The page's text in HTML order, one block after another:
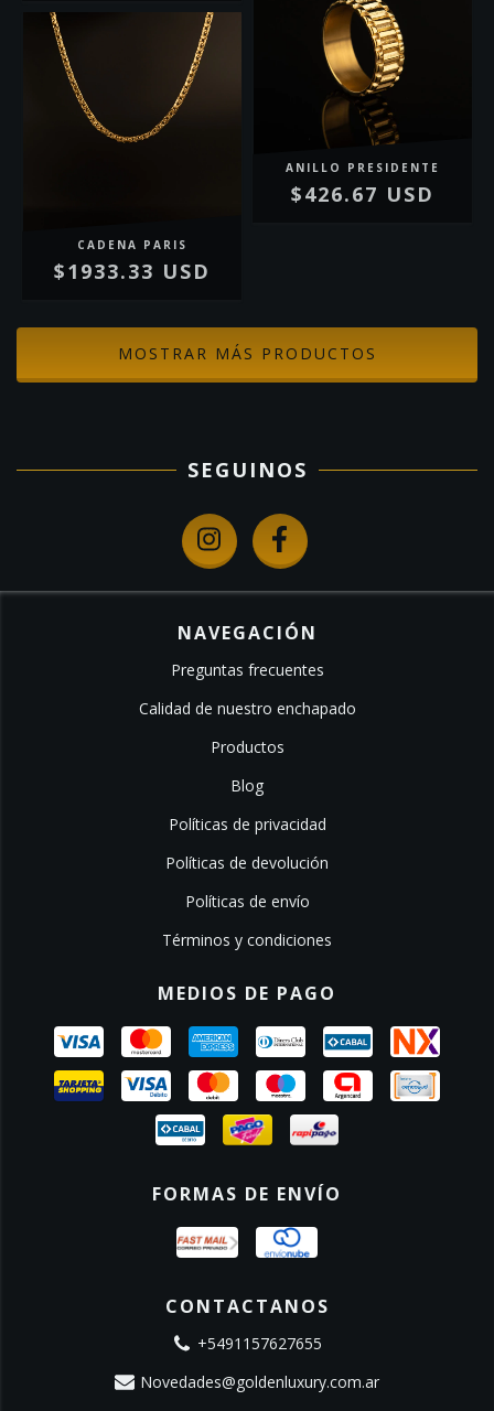
CADENA PARIS
$1933.33 USD
ANILLO PRESIDENTE
$426.67 USD
MOSTRAR MÁS PRODUCTOS
SEGUINOS
NAVEGACIÓN
Preguntas frecuentes
Calidad de nuestro enchapado
Productos
Blog
Políticas de privacidad
Políticas de devolución
Políticas de envío
Términos y condiciones
MEDIOS DE PAGO
FORMAS DE ENVÍO
CONTACTANOS
+5491157627655
Novedades@goldenluxury.com.ar